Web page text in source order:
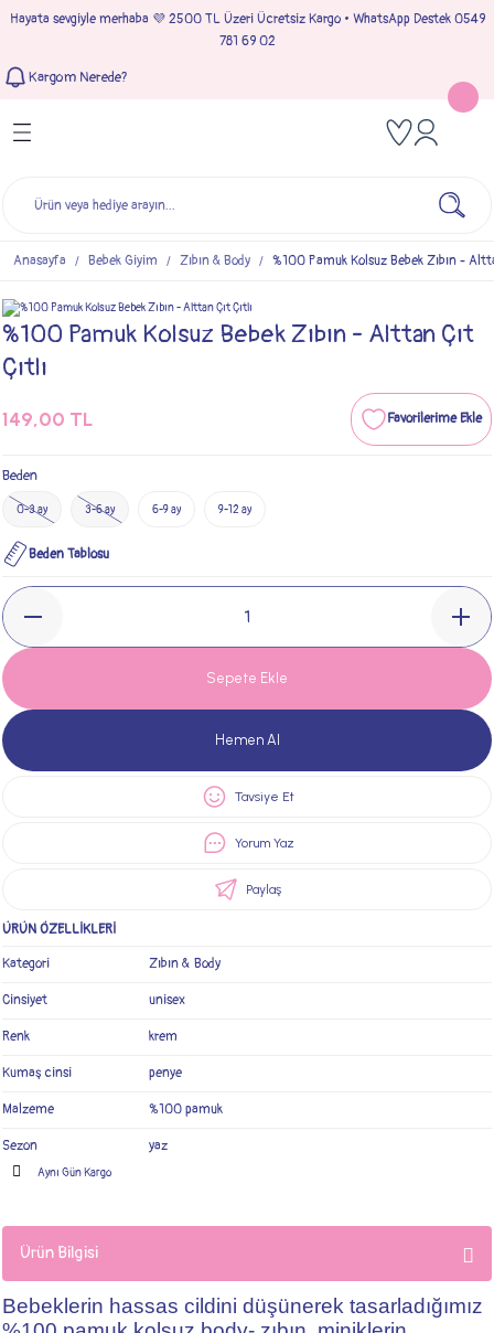
Hayata sevgiyle merhaba 💜 2500 TL Üzeri Ücretsiz Kargo • WhatsApp Destek 0549
781 69 02
Kargom Nerede?
Geri Dön
Geri Dön
Geri Dön
Geri Dön
Anasayfa Bebek Giyim Zıbın & Body %100 Pamuk Kolsuz Bebek Zıbın -
%100 Pamuk Kolsuz Bebek Zıbın - Alttan Çıt
Çıtlı
149,00 TL
Beden
0-3 ay 3-6 ay 6-9 ay 9-12 ay
Beden Tablosu
Sepete Ekle
Hemen Al
Tavsiye Et
Yorum Yaz
Paylaş
ÜRÜN ÖZELLİKLERİ
Kategori Zıbın & Body
Cinsiyet unisex
Renk krem
Kumaş cinsi penye
Malzeme %100 pamuk
Sezon yaz
Aynı Gün Kargo
Ürün Bilgisi
Bebeklerin hassas cildini düşünerek tasarladığımız